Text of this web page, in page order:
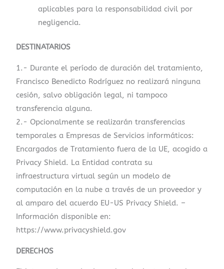
aplicables para la responsabilidad civil por
negligencia.
DESTINATARIOS
1.- Durante el período de duración del tratamiento,
Francisco Benedicto Rodríguez no realizará ninguna
cesión, salvo obligación legal, ni tampoco
transferencia alguna.
2.- Opcionalmente se realizarán transferencias
temporales a Empresas de Servicios informáticos:
Encargados de Tratamiento fuera de la UE, acogido a
Privacy Shield. La Entidad contrata su
infraestructura virtual según un modelo de
computación en la nube a través de un proveedor y
al amparo del acuerdo EU-US Privacy Shield. –
Información disponible en:
https://www.privacyshield.gov
DERECHOS